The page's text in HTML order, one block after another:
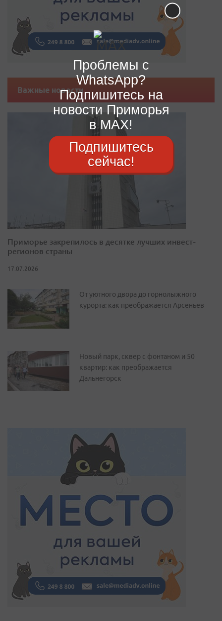
Важные новости
Приморье закрепилось в десятке лучших инвест-
регионов страны
17.07.2026
От уютного двора до горнолыжного
курорта: как преображается Арсеньев
Новый парк, сквер с фонтаном и 50
квартир: как преображается
Дальнегорск
Проблемы с
WhatsApp?
Подпишитесь на
новости Приморья
в MAX!
Подпишитесь
сейчас!